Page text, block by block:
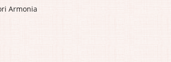
Armonia